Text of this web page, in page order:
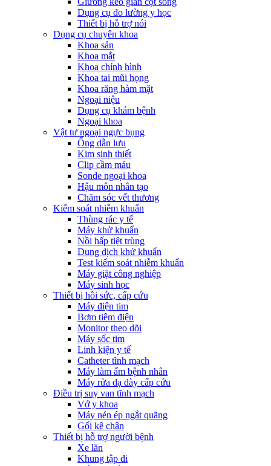
Dụng cụ đo lường y học
Thiết bị hỗ trợ nói
Dụng cụ chuyên khoa
Khoa sản
Khoa mắt
Khoa chỉnh hình
Khoa tai mũi họng
Khoa răng hàm mặt
Ngoại niệu
Dụng cụ khám bệnh
Ngoại khoa
Vật tư ngoại ngực bụng
Ống dẫn lưu
Kim sinh thiết
Clip cầm máu
Sonde ngoại khoa
Hậu môn nhân tạo
Chăm sóc vết thương
Kiểm soát nhiễm khuẩn
Thùng rác y tế
Máy khử khuẩn
Nồi hấp tiệt trùng
Dung dịch khử khuẩn
Test kiểm soát nhiễm khuẩn
Máy giặt công nghiệp
Máy sinh học
Thiết bị hồi sức, cấp cứu
Máy điện tim
Bơm tiêm điện
Monitor theo dõi
Máy sốc tim
Linh kiện y tế
Catheter tĩnh mạch
Máy làm ấm bệnh nhân
Máy rửa dạ dày cấp cứu
Điều trị suy van tĩnh mạch
Vớ y khoa
Máy nén ép ngắt quãng
Gối kê chân
Thiết bị hỗ trợ người bệnh
Xe lăn
Khung tập đi